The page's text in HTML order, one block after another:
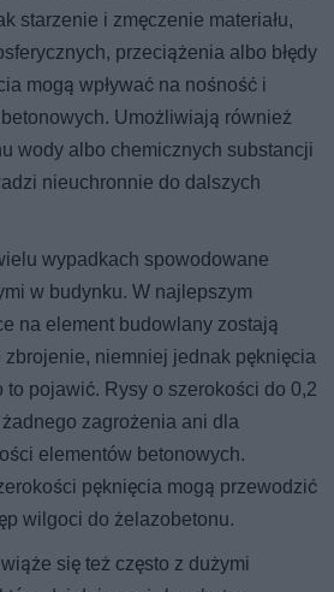
starzenie i zmęczenie materiału,
przeciążenia albo błędy
mogą wpływać na nośność i
Umożliwiają również
wody albo chemicznych substancji
nieuchronnie do dalszych
wypadkach spowodowane
w budynku. W najlepszym
na element budowlany zostają
zbrojenie, niemniej jednak pęknięcia
to pojawić. Rysy o szerokości do 0,2
zagrożenia ani dla
elementów betonowych.
pęknięcia mogą przewodzić
wilgoci do żelazobetonu.
się też często z dużymi